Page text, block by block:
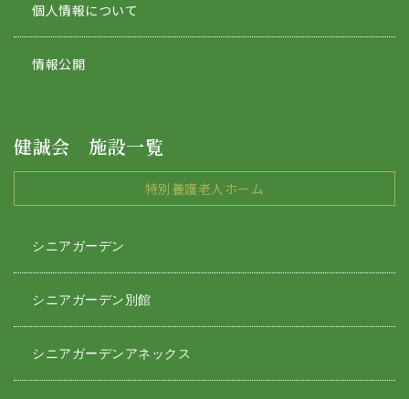
個人情報について
情報公開
健誠会 施設一覧
特別養護老人ホーム
シニアガーデン
シニアガーデン別館
シニアガーデンアネックス